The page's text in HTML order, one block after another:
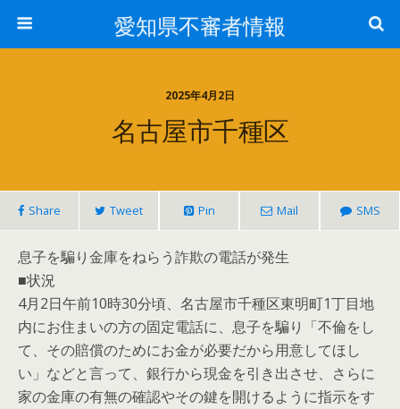
愛知県不審者情報
2025年4月2日
名古屋市千種区
Share Tweet Pin Mail SMS
息子を騙り金庫をねらう詐欺の電話が発生
■状況
4月2日午前10時30分頃、名古屋市千種区東明町1丁目地
内にお住まいの方の固定電話に、息子を騙り「不倫をし
て、その賠償のためにお金が必要だから用意してほし
い」などと言って、銀行から現金を引き出させ、さらに
家の金庫の有無の確認やその鍵を開けるように指示をす